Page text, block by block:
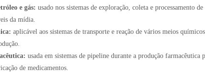
e gás: usado nos sistemas de exploração, coleta e processamento
da mídia.
aplicável aos sistemas de transporte e reação de vários meios
usada em sistemas de pipeline durante a produção
de medicamentos.